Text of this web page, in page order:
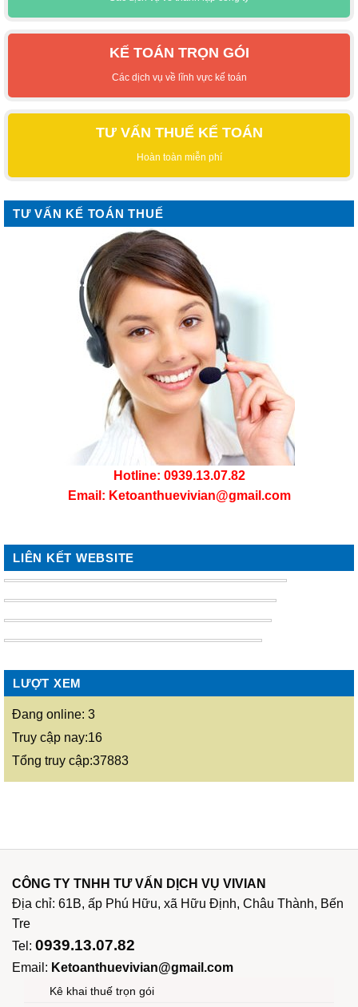
KẾ TOÁN TRỌN GÓI
Các dịch vụ về lĩnh vực kế toán
TƯ VẤN THUẾ KẾ TOÁN
Hoàn toàn miễn phí
TƯ VẤN KẾ TOÁN THUẾ
Hotline: 0939.13.07.82
Email: Ketoanthuevivian@gmail.com
LIÊN KẾT WEBSITE
LƯỢT XEM
Đang online: 3
Truy cập nay:16
Tổng truy cập:37883
CÔNG TY TNHH TƯ VẤN DỊCH VỤ VIVIAN
Địa chỉ: 61B, ấp Phú Hữu, xã Hữu Định, Châu Thành, Bến
Tre
Tel: 0939.13.07.82
Email: Ketoanthuevivian@gmail.com
Kê khai thuế trọn gói